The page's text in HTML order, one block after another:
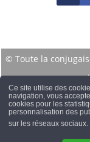
Ce site utilise des
navigation, vous
cookies pour les
personnalisation des
sur les réseaux sociaux.
© Toute la